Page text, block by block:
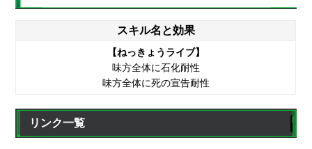
スキル名と効果
【ねっきょうライブ】
味方全体に石化耐性
味方全体に死の宣告耐性
リンク一覧